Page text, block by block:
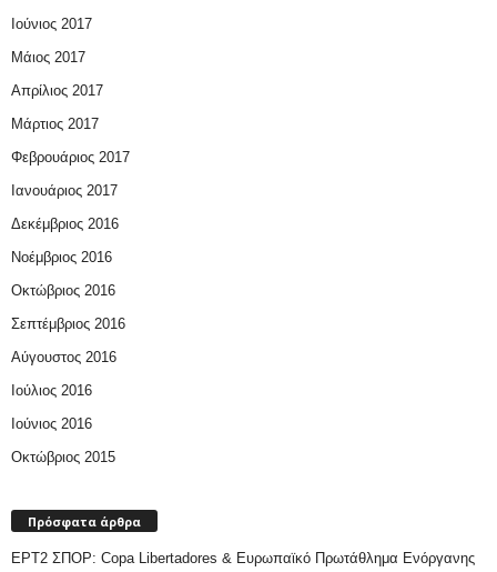
Ιούνιος 2017
Μάιος 2017
Απρίλιος 2017
Μάρτιος 2017
Φεβρουάριος 2017
Ιανουάριος 2017
Δεκέμβριος 2016
Νοέμβριος 2016
Οκτώβριος 2016
Σεπτέμβριος 2016
Αύγουστος 2016
Ιούλιος 2016
Ιούνιος 2016
Οκτώβριος 2015
Πρόσφατα άρθρα
ΕΡΤ2 ΣΠΟΡ: Copa Libertadores & Ευρωπαϊκό Πρωτάθλημα Ενόργανης